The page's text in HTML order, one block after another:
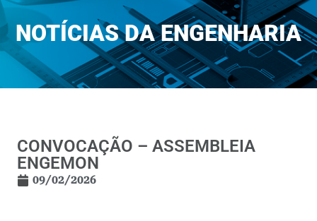
NOTÍCIAS DA ENGENHARIA
CONVOCAÇÃO – ASSEMBLEIA
ENGEMON
09/02/2026